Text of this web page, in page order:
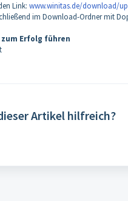
Link: www.winitas.de/download/
im Download-Ordner mit
Erfolg führen
Artikel hilfreich?